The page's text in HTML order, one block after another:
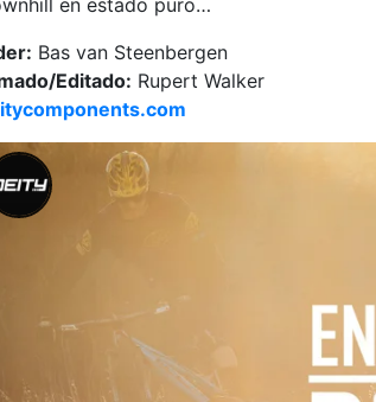
en estado puro…
Bas van Steenbergen
Editado: Rupert Walker